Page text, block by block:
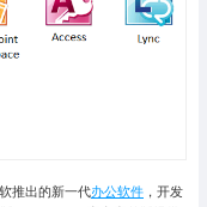
推出的新一代办公软件 ，开发